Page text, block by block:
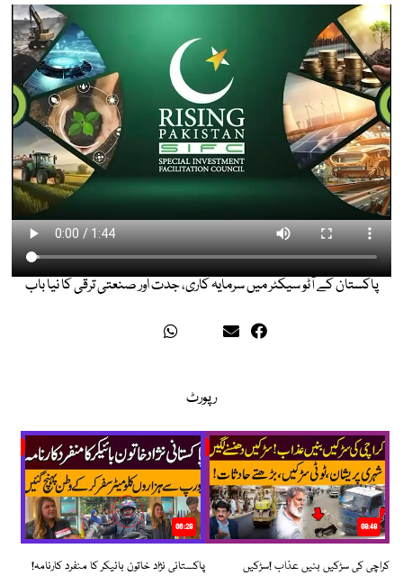
پاکستان کے آٹو سیکٹر میں سرمایہ کاری، جدت اور صنعتی ترقی کا نیا باب
رپورٹ
08:48
کراچی کی سڑکیں بنیں عذاب !سڑکیں
06:28
پاکستانی نژاد خاتون بائیکر کا منفرد کارنامہ!